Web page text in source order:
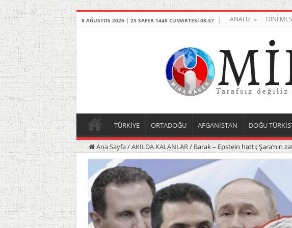
8 AĞUSTOS 2026 | 25 SAFER 1448 CUMARTESI 08:37 ANALİZ DİNİ
TÜRKİYE ORTADOĞU AFGANİSTAN DOĞU
Ana Sayfa/AKILDA KALANLAR/Barak – Epstein hattı; Şara’nın